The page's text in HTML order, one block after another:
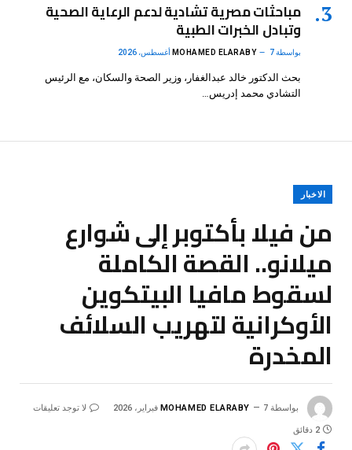
مباحثات مصرية تشادية لدعم الرعاية الصحية
وتبادل الخبرات الطبية
بواسطة MOHAMED ELARABY 7 أغسطس، 2026
بحث الدكتور خالد عبدالغفار، وزير الصحة والسكان، مع الرئيس
التشادي محمد إدريس…
الاخبار
من فيلا بأكتوبر إلى شوارع
ميلانو.. القصة الكاملة
لسقوط مافيا البيتكوين
الأوكرانية لتهريب السلائف
المخدرة
بواسطة MOHAMED ELARABY 7 فبراير، 2026 لا توجد تعليقات
2 دقائق